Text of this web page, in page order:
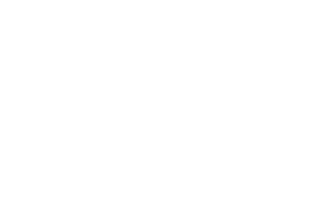
Gaufres, Brisures chocolatées, au panier